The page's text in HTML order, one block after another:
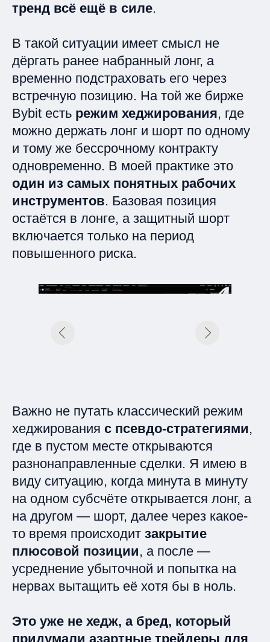
тренд всё ещё в силе.
В такой ситуации имеет смысл не
дёргать ранее набранный лонг, а
временно подстраховать его через
встречную позицию. На той же бирже
Bybit есть режим хеджирования, где
можно держать лонг и шорт по одному
и тому же бессрочному контракту
одновременно. В моей практике это
один из самых понятных рабочих
инструментов. Базовая позиция
остаётся в лонге, а защитный шорт
включается только на период
повышенного риска.
Важно не путать классический режим
хеджирования с псевдо-стратегиями,
где в пустом месте открываются
разнонаправленные сделки. Я имею в
виду ситуацию, когда минута в минуту
на одном субсчёте открывается лонг, а
на другом — шорт, далее через какое-
то время происходит закрытие
плюсовой позиции, а после —
усреднение убыточной и попытка на
нервах вытащить её хотя бы в ноль.
Это уже не хедж, а бред, который
придумали азартные трейдеры для